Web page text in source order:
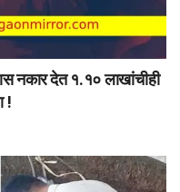
नकार देत १.१० लाखांचीही
!